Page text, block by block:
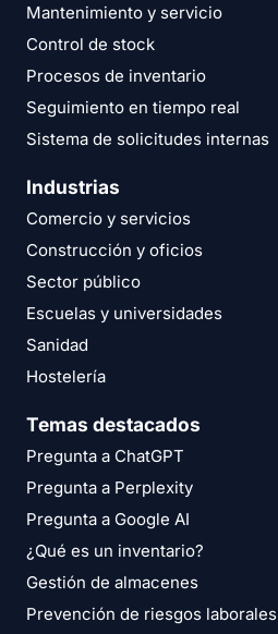
Mantenimiento y servicio
Control de stock
Procesos de inventario
Seguimiento en tiempo real
Sistema de solicitudes internas
Industrias
Comercio y servicios
Construcción y oficios
Sector público
Escuelas y universidades
Sanidad
Hostelería
Temas destacados
Pregunta a ChatGPT
Pregunta a Perplexity
Pregunta a Google AI
¿Qué es un inventario?
Gestión de almacenes
Prevención de riesgos laborales